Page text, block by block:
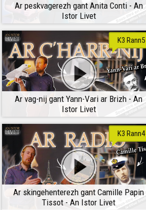
Ar peskvagerezh gant Anita Conti - An
Istor Livet
Ar vag-nij gant Yann-Vari ar Brizh - An
Istor Livet
K3 Rann5
Ar skingehenterezh gant Camille Papin
Tissot - An Istor Livet
K3 Rann4